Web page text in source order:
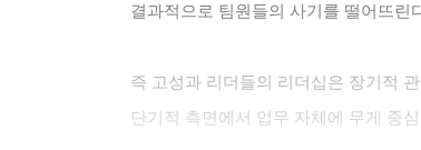
결과적으로 팀원들의 사기를 떨어뜨린
즉 고성과 리더들의 리더십은 장기적
단기적 측면에서 업무 자체에 무게 중